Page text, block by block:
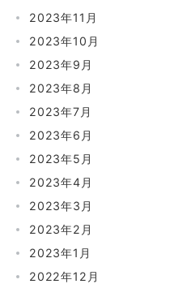
2023年11月
2023年10月
2023年9月
2023年8月
2023年7月
2023年6月
2023年5月
2023年4月
2023年3月
2023年2月
2023年1月
2022年12月